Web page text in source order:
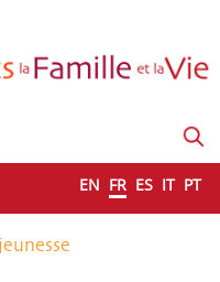
EN FR ES IT PT